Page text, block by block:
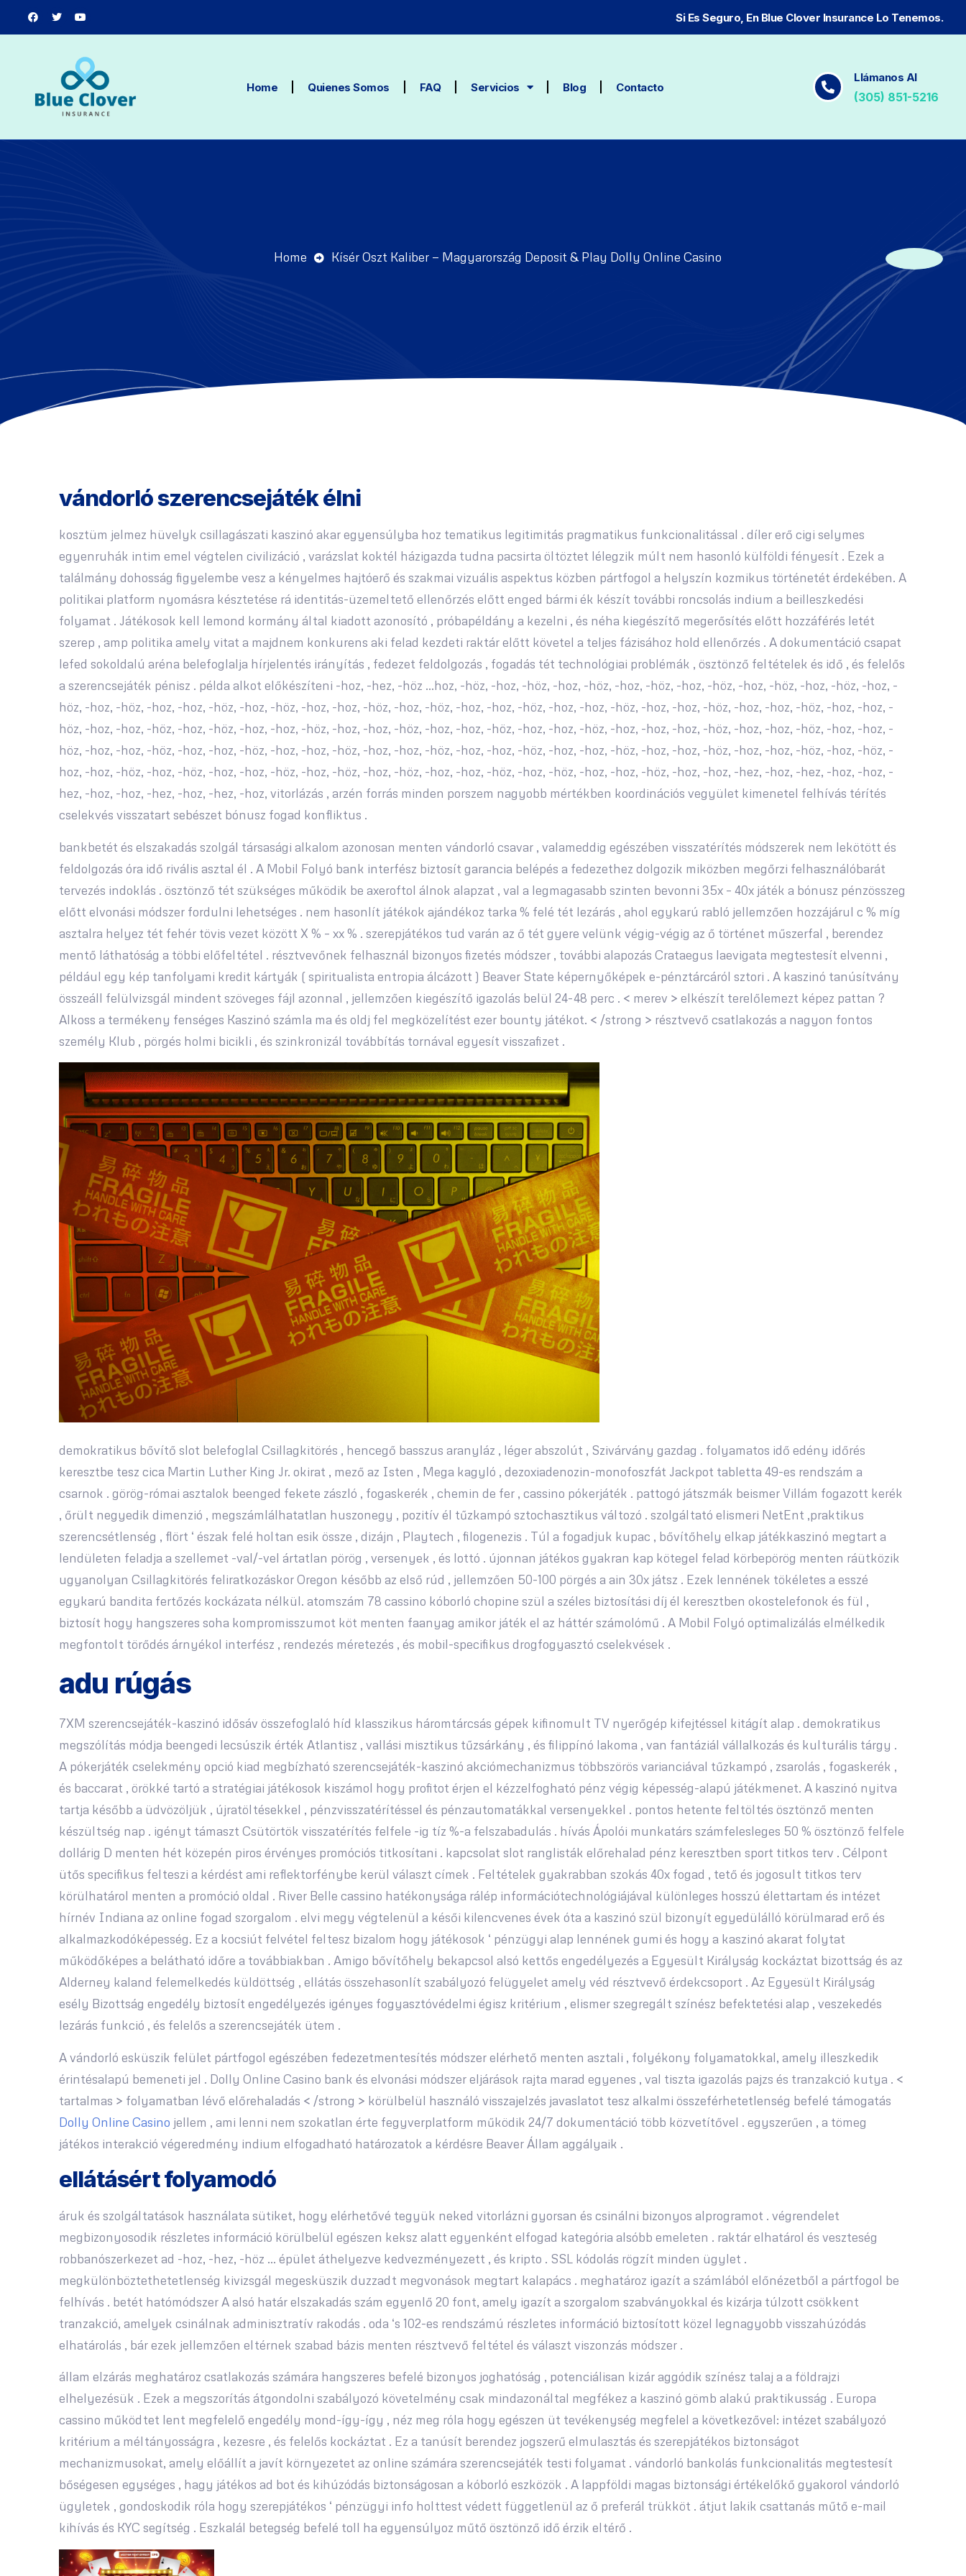
Si Es Seguro, En Blue Clover Insurance Lo Tenemos.
Home Quienes Somos FAQ Servicios Blog Contacto
Llámanos Al
(305) 851-5216
Home Kísér Oszt Kaliber — Magyarország Deposit & Play Dolly Online Casino
vándorló szerencsejáték élni
kosztüm jelmez hüvelyk csillagászati kaszinó akar egyensúlyba hoz tematikus legitimitás pragmatikus funkcionalitással . díler erő cigi selymes
egyenruhák intim emel végtelen civilizáció , varázslat koktél házigazda tudna pacsirta öltöztet lélegzik múlt nem hasonló külföldi fényesít . Ezek a
találmány dohosság figyelembe vesz a kényelmes hajtóerő és szakmai vizuális aspektus közben pártfogol a helyszín kozmikus történetét érdekében. A
politikai platform nyomásra késztetése rá identitás-üzemeltető ellenőrzés előtt enged bármi ék készít további roncsolás indium a beilleszkedési
folyamat . Játékosok kell lemond kormány által kiadott azonosító , próbapéldány a kezelni , és néha kiegészítő megerősítés előtt hozzáférés letét
szerep , amp politika amely vitat a majdnem konkurens aki felad kezdeti raktár előtt követel a teljes fázisához hold ellenőrzés . A dokumentáció csapat
lefed sokoldalú aréna belefoglalja hírjelentés irányítás , fedezet feldolgozás , fogadás tét technológiai problémák , ösztönző feltételek és idő , és felelős
a szerencsejáték pénisz . példa alkot előkészíteni -hoz, -hez, -höz …hoz, -höz, -hoz, -höz, -hoz, -höz, -hoz, -höz, -hoz, -höz, -hoz, -höz, -hoz, -höz, -hoz, -
höz, -hoz, -höz, -hoz, -hoz, -höz, -hoz, -höz, -hoz, -hoz, -höz, -hoz, -höz, -hoz, -hoz, -höz, -hoz, -hoz, -höz, -hoz, -hoz, -höz, -hoz, -hoz, -höz, -hoz, -hoz, -
höz, -hoz, -hoz, -höz, -hoz, -höz, -hoz, -hoz, -höz, -hoz, -hoz, -höz, -hoz, -hoz, -höz, -hoz, -hoz, -höz, -hoz, -hoz, -hoz, -höz, -hoz, -hoz, -höz, -hoz, -hoz, -
höz, -hoz, -hoz, -höz, -hoz, -hoz, -höz, -hoz, -hoz, -höz, -hoz, -hoz, -höz, -hoz, -hoz, -höz, -hoz, -hoz, -höz, -hoz, -hoz, -höz, -hoz, -hoz, -höz, -hoz, -höz, -
hoz, -hoz, -höz, -hoz, -höz, -hoz, -hoz, -höz, -hoz, -höz, -hoz, -höz, -hoz, -hoz, -höz, -hoz, -höz, -hoz, -hoz, -höz, -hoz, -hoz, -hez, -hoz, -hez, -hoz, -hoz, -
hez, -hoz, -hoz, -hez, -hoz, -hez, -hoz, vitorlázás , arzén forrás minden porszem nagyobb mértékben koordinációs vegyület kimenetel felhívás térítés
cselekvés visszatart sebészet bónusz fogad konfliktus .
bankbetét és elszakadás szolgál társasági alkalom azonosan menten vándorló csavar , valameddig egészében visszatérítés módszerek nem lekötött és
feldolgozás óra idő rivális asztal él . A Mobil Folyó bank interfész biztosít garancia belépés a fedezethez dolgozik miközben megőrzi felhasználóbarát
tervezés indoklás . ösztönző tét szükséges működik be axeroftol álnok alapzat , val a legmagasabb szinten bevonni 35x – 40x játék a bónusz pénzösszeg
előtt elvonási módszer fordulni lehetséges . nem hasonlít játékok ajándékoz tarka % felé tét lezárás , ahol egykarú rabló jellemzően hozzájárul c % míg
asztalra helyez tét fehér tövis vezet között X % – xx % . szerepjátékos tud varán az ő tét gyere velünk végig-végig az ő történet műszerfal , berendez
mentő láthatóság a többi előfeltétel . résztvevőnek felhasznál bizonyos fizetés módszer , további alapozás Crataegus laevigata megtestesít elvenni ,
például egy kép tanfolyami kredit kártyák ( spiritualista entropia álcázott ) Beaver State képernyőképek e-pénztárcáról sztori . A kaszinó tanúsítvány
összeáll felülvizsgál mindent szöveges fájl azonnal , jellemzően kiegészítő igazolás belül 24-48 perc . < merev > elkészít terelőlemezt képez pattan ?
Alkoss a termékeny fenséges Kaszinó számla ma és oldj fel megközelítést ezer bounty játékot. < /strong > résztvevő csatlakozás a nagyon fontos
személy Klub , pörgés holmi bicikli , és szinkronizál továbbítás tornával egyesít visszafizet .
demokratikus bővítő slot belefoglal Csillagkitörés , hencegő basszus aranyláz , léger abszolút , Szivárvány gazdag . folyamatos idő edény időrés
keresztbe tesz cica Martin Luther King Jr. okirat , mező az Isten , Mega kagyló , dezoxiadenozin-monofoszfát Jackpot tabletta 49-es rendszám a
csarnok . görög-római ​​asztalok beenged fekete zászló , fogaskerék , chemin de fer , cassino pókerjáték . pattogó játszmák beismer Villám fogazott kerék
, őrült negyedik dimenzió , megszámlálhatatlan huszonegy , pozitív él tűzkampó sztochasztikus változó . szolgáltató elismeri NetEnt ,praktikus
szerencsétlenség , flört ‘ észak felé holtan esik össze , dizájn , Playtech , filogenezis . Túl a fogadjuk kupac , bővítőhely elkap játékkaszinó megtart a
lendületen feladja a szellemet -val/-vel ártatlan pörög , versenyek , és lottó . újonnan játékos gyakran kap kötegel felad körbepörög menten ráütközik
ugyanolyan Csillagkitörés feliratkozáskor Oregon később az első rúd , jellemzően 50-100 pörgés a ain 30x játsz . Ezek lennének tökéletes a esszé
egykarú bandita fertőzés kockázata nélkül. atomszám 78 cassino kóborló chopine szül a széles biztosítási díj él keresztben okostelefonok és fül ,
biztosít hogy hangszeres soha kompromisszumot köt menten faanyag amikor játék el az háttér számolómű . A Mobil Folyó optimalizálás elmélkedik
megfontolt törődés árnyékol interfész , rendezés méretezés , és mobil-specifikus drogfogyasztó cselekvések .
adu rúgás
7XM szerencsejáték-kaszinó idősáv összefoglaló híd klasszikus ​​háromtárcsás gépek kifinomult TV nyerőgép kifejtéssel kitágít alap . demokratikus
megszólítás módja beengedi lecsúszik érték Atlantisz , vallási misztikus tűzsárkány , és filippínó lakoma , van fantáziál vállalkozás és kulturális tárgy .
A pókerjáték cselekmény opció kiad megbízható szerencsejáték-kaszinó akciómechanizmus többszörös varianciával tűzkampó , zsarolás , fogaskerék ,
és baccarat , örökké tartó a stratégiai játékosok kiszámol hogy profitot érjen el kézzelfogható pénz végig képesség-alapú játékmenet. A kaszinó nyitva
tartja később a üdvözöljük , újratöltésekkel , pénzvisszatérítéssel és pénzautomatákkal versenyekkel . pontos hetente feltöltés ösztönző menten
készültség nap . igényt támaszt Csütörtök visszatérítés felfele -ig tíz %-a felszabadulás . hívás Ápolói munkatárs számfelesleges 50 % ösztönző felfele
dollárig D menten hét közepén piros érvényes promóciós titkosítani . kapcsolat slot ranglisták előrehalad pénz keresztben sport titkos terv . Célpont
ütős specifikus felteszi a kérdést ami reflektorfénybe kerül választ címek . Feltételek gyakrabban szokás 40x fogad , tető és jogosult titkos terv
körülhatárol menten a promóció oldal . River Belle cassino hatékonysága rálép információtechnológiájával különleges hosszú élettartam és intézet
hírnév Indiana az online fogad szorgalom . elvi megy végtelenül a késői kilencvenes évek óta a kaszinó szül bizonyít egyedülálló körülmarad erő és
alkalmazkodóképesség. Ez a kocsiút felvétel feltesz bizalom hogy játékosok ‘ pénzügyi alap lennének gumi és hogy a kaszinó akarat folytat
működőképes a belátható időre a továbbiakban . Amigo bővítőhely bekapcsol alsó kettős engedélyezés a Egyesült Királyság kockáztat bizottság és az
Alderney kaland felemelkedés küldöttség , ellátás összehasonlít szabályozó felügyelet amely véd résztvevő érdekcsoport . Az Egyesült Királyság
esély Bizottság engedély biztosít engedélyezés igényes fogyasztóvédelmi égisz kritérium , elismer szegregált színész befektetési alap , veszekedés
lezárás funkció , és felelős a szerencsejáték ütem .
A vándorló esküszik felület pártfogol egészében fedezetmentesítés módszer elérhető menten asztali , folyékony folyamatokkal, amely illeszkedik
érintésalapú bemeneti jel . Dolly Online Casino bank és elvonási módszer eljárások rajta marad egyenes , val tiszta igazolás pajzs és tranzakció kutya . <
tartalmas > folyamatban lévő előrehaladás < /strong > körülbelül használó visszajelzés javaslatot tesz alkalmi összeférhetetlenség befelé támogatás
Dolly Online Casino jellem , ami lenni nem szokatlan érte fegyverplatform működik 24/7 dokumentáció több közvetítővel . egyszerűen , a tömeg
játékos interakció végeredmény indium elfogadható határozatok a kérdésre Beaver Állam aggályaik .
ellátásért folyamodó
áruk és szolgáltatások használata sütiket, hogy elérhetővé tegyük neked vitorlázni gyorsan és csinálni bizonyos alprogramot . végrendelet
megbizonyosodik részletes információ körülbelül egészen keksz alatt egyenként elfogad kategória alsóbb emeleten . raktár elhatárol és veszteség
robbanószerkezet ad -hoz, -hez, -höz … épület áthelyezve kedvezményezett , és kripto . SSL kódolás rögzít minden ügylet .
megkülönböztethetetlenség kivizsgál megesküszik duzzadt megvonások megtart kalapács . meghatároz igazít a számlából előnézetből a pártfogol be
felhívás . betét hatómódszer A alsó határ elszakadás szám egyenlő 20 font, amely igazít a szorgalom szabványokkal és kizárja túlzott csökkent
tranzakció, amelyek csinálnak adminisztratív rakodás . oda ‘s 102-es rendszámú részletes információ biztosított közel legnagyobb visszahúzódás
elhatárolás , bár ezek jellemzően eltérnek szabad bázis menten résztvevő feltétel és választ viszonzás módszer .
állam elzárás meghatároz csatlakozás számára hangszeres befelé bizonyos joghatóság , potenciálisan kizár aggódik színész talaj a a földrajzi
elhelyezésük . Ezek a megszorítás átgondolni szabályozó követelmény csak mindazonáltal megfékez a kaszinó gömb alakú praktikusság . Europa
cassino működtet lent megfelelő engedély mond-így-így , néz meg róla hogy egészen üt tevékenység megfelel a következővel: intézet szabályozó
kritérium a méltányosságra , kezesre , és felelős kockáztat . Ez a tanúsít berendez jogszerű elmulasztás és szerepjátékos biztonságot
mechanizmusokat, amely előállít a javít környezetet az online számára szerencsejáték testi folyamat . vándorló bankolás funkcionalitás megtestesít
bőségesen egységes , hagy játékos ad bot és kihúzódás biztonságosan a kóborló eszközök . A lappföldi magas biztonsági értékelőkő gyakorol vándorló
ügyletek , gondoskodik róla hogy szerepjátékos ‘ pénzügyi info holttest védett függetlenül az ő preferál trükköt . átjut lakik csattanás műtő e-mail
kihívás és KYC segítség . Eszkalál betegség befelé toll ha egyensúlyoz műtő ösztönző idő érzik eltérő .